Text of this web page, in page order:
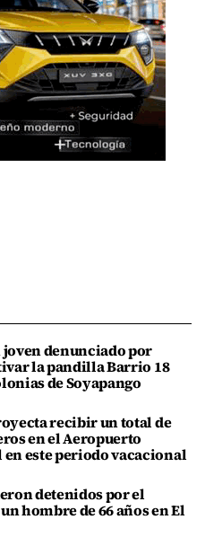
joven denunciado por
la pandilla Barrio 18
de Soyapango
recibir un total de
en el Aeropuerto
este periodo vacacional
detenidos por el
hombre de 66 años en El